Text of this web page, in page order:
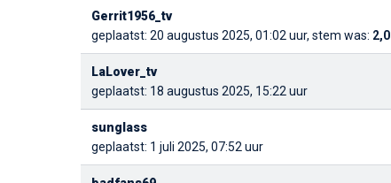
Gerrit1956_tv
geplaatst: 20 augustus 2025, 01:02 uur, stem was: 2,0
LaLover_tv
geplaatst: 18 augustus 2025, 15:22 uur
sunglass
geplaatst: 1 juli 2025, 07:52 uur